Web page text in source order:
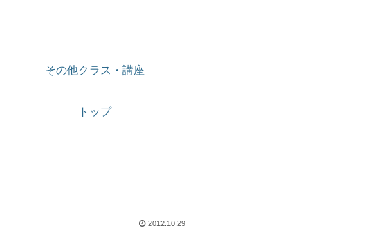
その他クラス・講座
トップ
2012.10.29